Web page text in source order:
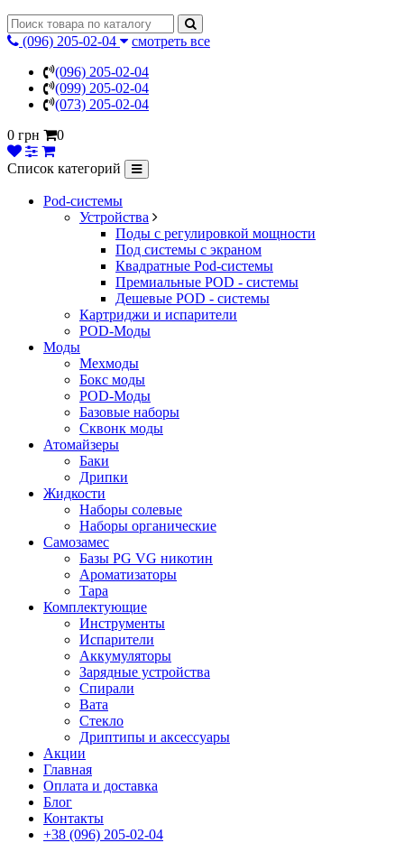
(096) 205-02-04
смотреть все
(096) 205-02-04
(099) 205-02-04
(073) 205-02-04
0 грн
0
Список категорий
Pod-системы
Устройства
Поды с регулировкой мощности
Под системы с экраном
Квадратные Pod-системы
Премиальные POD - системы
Дешевые POD - системы
Картриджи и испарители
POD-Моды
Моды
Мехмоды
Бокс моды
POD-Моды
Базовые наборы
Сквонк моды
Атомайзеры
Баки
Дрипки
Жидкости
Наборы солевые
Наборы органические
Самозамес
Базы PG VG никотин
Ароматизаторы
Тара
Комплектующие
Инструменты
Испарители
Аккумуляторы
Зарядные устройства
Спирали
Вата
Стекло
Дриптипы и аксессуары
Акции
Главная
Оплата и доставка
Блог
Контакты
+38 (096) 205-02-04